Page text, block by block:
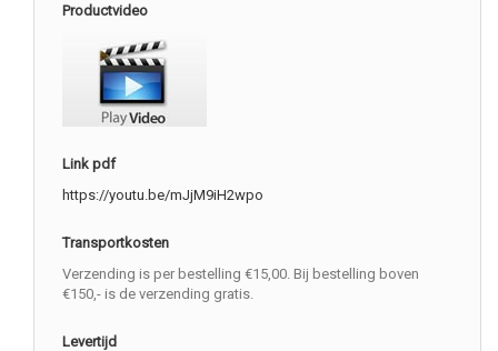
Productvideo
Link pdf
https://youtu.be/mJjM9iH2wpo
Transportkosten
Verzending is per bestelling €15,00. Bij bestelling boven
€150,- is de verzending gratis.
Levertijd